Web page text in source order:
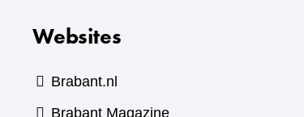
Websites
Brabant.nl
Brabant Magazine(verwijst